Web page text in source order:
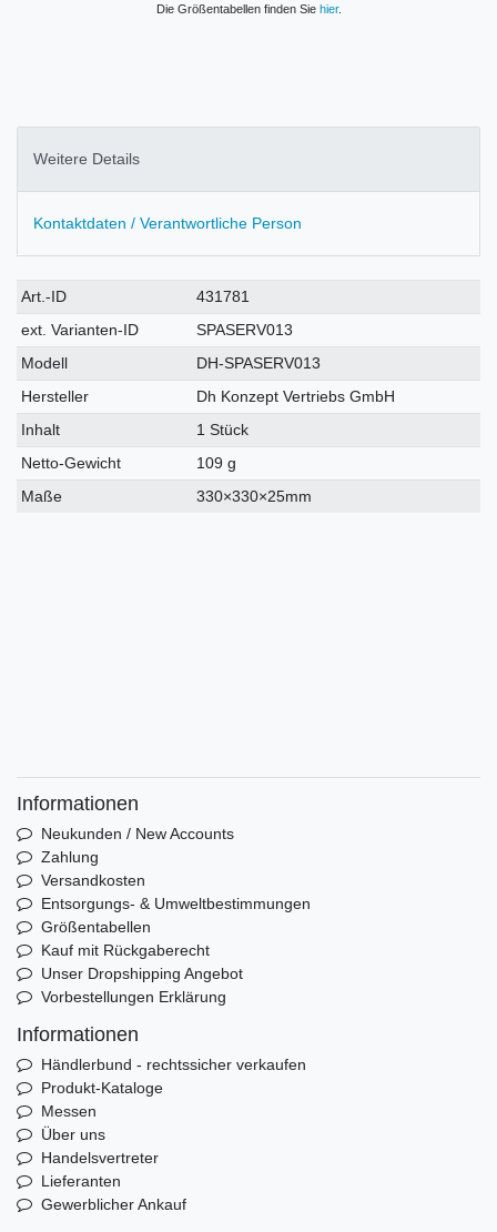
Die Größentabellen finden Sie hier.
Weitere Details
Kontaktdaten / Verantwortliche Person
Technisches
Merkmal
Wert
Art.-ID
431781
ext. Varianten-ID
SPASERV013
Modell
DH-SPASERV013
Hersteller
Dh Konzept Vertriebs GmbH
Inhalt
1 Stück
Netto-Gewicht
109 g
Maße
330×330×25mm
Informationen
Neukunden / New Accounts
Zahlung
Versandkosten
Entsorgungs- & Umweltbestimmungen
Größentabellen
Kauf mit Rückgaberecht
Unser Dropshipping Angebot
Vorbestellungen Erklärung
Informationen
Händlerbund - rechtssicher verkaufen
Produkt-Kataloge
Messen
Über uns
Handelsvertreter
Lieferanten
Gewerblicher Ankauf